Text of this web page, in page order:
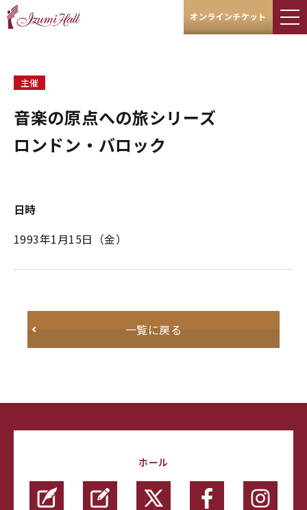
オンラインチケット
主催
音楽の原点への旅シリーズ
ロンドン・バロック
日時
1993年1月15日（金）
一覧に戻る
ホール